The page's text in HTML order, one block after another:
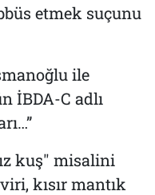
etmek suçunu
ile
İBDA-C adlı
kuş" misalini
kısır mantık